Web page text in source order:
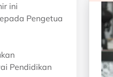
ini
Pengetua
Pendidikan